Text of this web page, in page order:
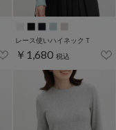
レース使いハイネックＴ
￥1,680 税込